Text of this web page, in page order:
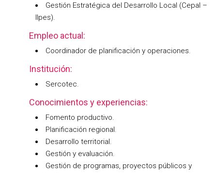
Gestión Estratégica del Desarrollo Local (Cepal –
Ilpes).
Empleo actual:
Coordinador de planificación y operaciones.
Institución:
Sercotec.
Conocimientos y experiencias:
Fomento productivo.
Planificación regional.
Desarrollo territorial.
Gestión y evaluación.
Gestión de programas, proyectos públicos y